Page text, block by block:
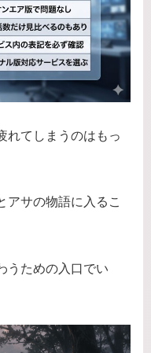
れてしまうのはもっ
アサの物語に入るこ
うための入口でい